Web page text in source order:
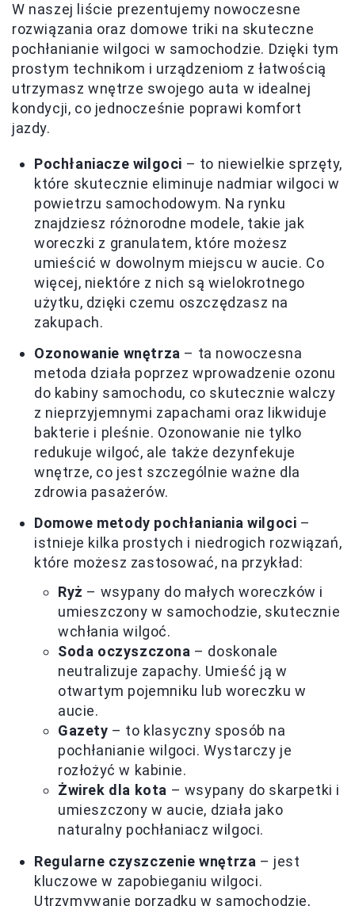
W naszej liście prezentujemy nowoczesne
rozwiązania oraz domowe triki na skuteczne
pochłanianie wilgoci w samochodzie. Dzięki tym
prostym technikom i urządzeniom z łatwością
utrzymasz wnętrze swojego auta w idealnej
kondycji, co jednocześnie poprawi komfort
jazdy.
Pochłaniacze wilgoci – to niewielkie sprzęty,
które skutecznie eliminuje nadmiar wilgoci w
powietrzu samochodowym. Na rynku
znajdziesz różnorodne modele, takie jak
woreczki z granulatem, które możesz
umieścić w dowolnym miejscu w aucie. Co
więcej, niektóre z nich są wielokrotnego
użytku, dzięki czemu oszczędzasz na
zakupach.
Ozonowanie wnętrza – ta nowoczesna
metoda działa poprzez wprowadzenie ozonu
do kabiny samochodu, co skutecznie walczy
z nieprzyjemnymi zapachami oraz likwiduje
bakterie i pleśnie. Ozonowanie nie tylko
redukuje wilgoć, ale także dezynfekuje
wnętrze, co jest szczególnie ważne dla
zdrowia pasażerów.
Domowe metody pochłaniania wilgoci –
istnieje kilka prostych i niedrogich rozwiązań,
które możesz zastosować, na przykład:
Ryż – wsypany do małych woreczków i
umieszczony w samochodzie, skutecznie
wchłania wilgoć.
Soda oczyszczona – doskonale
neutralizuje zapachy. Umieść ją w
otwartym pojemniku lub woreczku w
aucie.
Gazety – to klasyczny sposób na
pochłanianie wilgoci. Wystarczy je
rozłożyć w kabinie.
Żwirek dla kota – wsypany do skarpetki i
umieszczony w aucie, działa jako
naturalny pochłaniacz wilgoci.
Regularne czyszczenie wnętrza – jest
kluczowe w zapobieganiu wilgoci.
Utrzymywanie porządku w samochodzie,